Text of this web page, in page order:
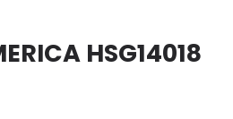
HSG14018